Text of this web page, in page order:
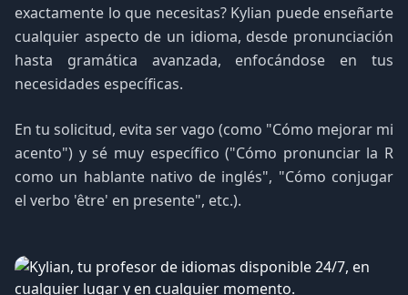
exactamente lo que necesitas? Kylian puede enseñarte
cualquier aspecto de un idioma, desde pronunciación
hasta gramática avanzada, enfocándose en tus
necesidades específicas.
En tu solicitud, evita ser vago (como "Cómo mejorar mi
acento") y sé muy específico ("Cómo pronunciar la R
como un hablante nativo de inglés", "Cómo conjugar
el verbo 'être' en presente", etc.).